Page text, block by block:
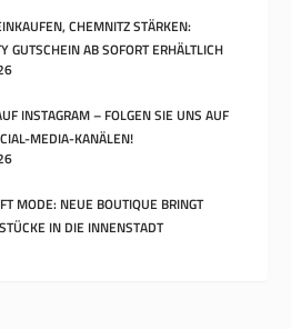
CHEMNITZ STÄRKEN:
GUTSCHEIN AB SOFORT ERHÄLTLICH
INSTAGRAM – FOLGEN SIE UNS AUF
MEDIA-KANÄLEN!
MODE: NEUE BOUTIQUE BRINGT
IN DIE INNENSTADT